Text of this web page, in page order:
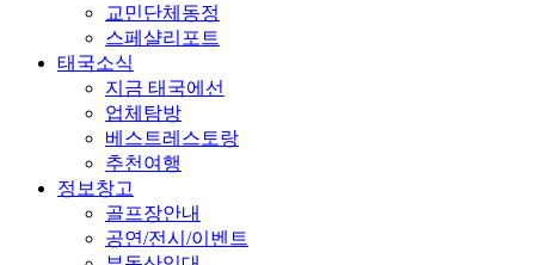
교민단체동정
스페샬리포트
태국소식
지금 태국에선
업체탐방
베스트레스토랑
추천여행
정보창고
골프장안내
공연/전시/이벤트